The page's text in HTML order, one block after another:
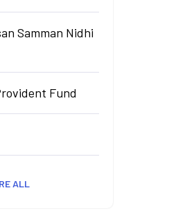
Samman Nidhi
Fund
ALL